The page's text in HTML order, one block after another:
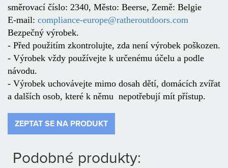
směrovací číslo: 2340, Město: Beerse, Země: Belgie
E-mail: compliance-europe@ratheroutdoors.com
Bezpečný výrobek.
- Před použitím zkontrolujte, zda není výrobek poškozen.
- Výrobek vždy používejte k určenému účelu a podle
návodu.
- Výrobek uchovávejte mimo dosah dětí, domácích zvířat
a dalších osob, které k němu nepotřebují mít přístup.
ZEPTAT SE NA PRODUKT
Podobné produkty: